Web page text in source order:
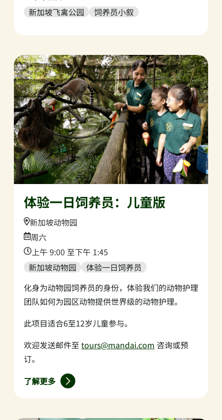
新加坡飞禽公园
饲养员小叙
体验一日饲养员：儿童版
Location:
新加坡动物园
Date:
周六
Time:
上午 9:00 至下午 1:45
新加坡动物园
体验一日饲养员
化身为动物园饲养员的身份，体验我们的动物护理
团队如何为园区动物提供世界级的动物护理。
此项目适合6至12岁儿童参与。
欢迎发送邮件至 tours@mandai.com 咨询或预
订。
了解更多